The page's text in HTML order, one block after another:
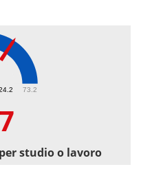
73.2
studio o lavoro